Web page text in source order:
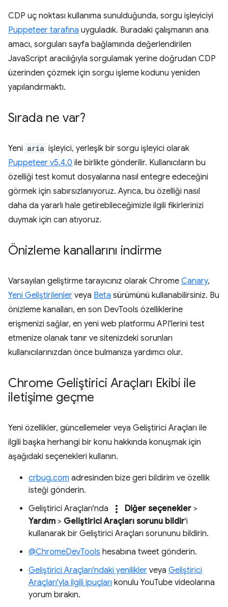
CDP uç noktası kullanıma sunulduğunda, sorgu işleyiciyi
Puppeteer tarafına uyguladık. Buradaki çalışmanın ana
amacı, sorguları sayfa bağlamında değerlendirilen
JavaScript aracılığıyla sorgulamak yerine doğrudan CDP
üzerinden çözmek için sorgu işleme kodunu yeniden
yapılandırmaktı.
Sırada ne var?
Yeni aria işleyici, yerleşik bir sorgu işleyici olarak
Puppeteer v5.4.0 ile birlikte gönderilir. Kullanıcıların bu
özelliği test komut dosyalarına nasıl entegre edeceğini
görmek için sabırsızlanıyoruz. Ayrıca, bu özelliği nasıl
daha da yararlı hale getirebileceğimizle ilgili fikirlerinizi
duymak için can atıyoruz.
Önizleme kanallarını indirme
Varsayılan geliştirme tarayıcınız olarak Chrome Canary,
Yeni Geliştirilenler veya Beta sürümünü kullanabilirsiniz. Bu
önizleme kanalları, en son DevTools özelliklerine
erişmenizi sağlar, en yeni web platformu API'lerini test
etmenize olanak tanır ve sitenizdeki sorunları
kullanıcılarınızdan önce bulmanıza yardımcı olur.
Chrome Geliştirici Araçları Ekibi ile
iletişime geçme
Yeni özellikler, güncellemeler veya Geliştirici Araçları ile
ilgili başka herhangi bir konu hakkında konuşmak için
aşağıdaki seçenekleri kullanın.
crbug.com adresinden bize geri bildirim ve özellik
isteği gönderin.
Geliştirici Araçları'nda
more_vert Diğer seçenekler >
Yardım > Geliştirici Araçları sorunu bildir'i
kullanarak bir Geliştirici Araçları sorununu bildirin.
@ChromeDevTools hesabına tweet gönderin.
Geliştirici Araçları'ndaki yenilikler veya Geliştirici
Araçları'yla ilgili ipuçları konulu YouTube videolarına
yorum bırakın.